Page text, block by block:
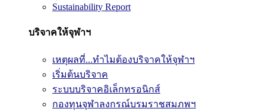
Sustainability Report
บริจาคให้จุฬาฯ
เหตุผลที่...ทำไมต้องบริจาคให้จุฬาฯ
เริ่มต้นบริจาค
ระบบบริจาคอิเล็กทรอนิกส์
กองทุนจุฬาลงกรณ์บรมราชสมภพฯ